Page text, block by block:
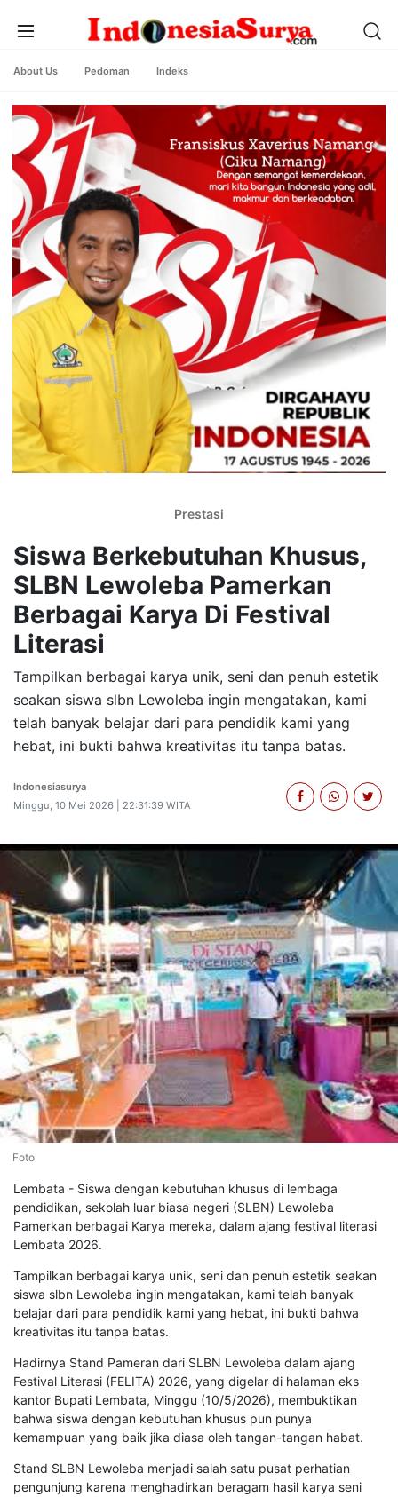
About Us Pedoman Indeks
Prestasi
Siswa Berkebutuhan Khusus,
SLBN Lewoleba Pamerkan
Berbagai Karya Di Festival
Literasi
Tampilkan berbagai karya unik, seni dan penuh estetik
seakan siswa slbn Lewoleba ingin mengatakan, kami
telah banyak belajar dari para pendidik kami yang
hebat, ini bukti bahwa kreativitas itu tanpa batas.
Indonesiasurya
Minggu, 10 Mei 2026 | 22:31:39 WITA
Foto
Lembata - Siswa dengan kebutuhan khusus di lembaga
pendidikan, sekolah luar biasa negeri (SLBN) Lewoleba
Pamerkan berbagai Karya mereka, dalam ajang festival literasi
Lembata 2026.
Tampilkan berbagai karya unik, seni dan penuh estetik seakan
siswa slbn Lewoleba ingin mengatakan, kami telah banyak
belajar dari para pendidik kami yang hebat, ini bukti bahwa
kreativitas itu tanpa batas.
Hadirnya Stand Pameran dari SLBN Lewoleba dalam ajang
Festival Literasi (FELITA) 2026, yang digelar di halaman eks
kantor Bupati Lembata, Minggu (10/5/2026), membuktikan
bahwa siswa dengan kebutuhan khusus pun punya
kemampuan yang baik jika diasa oleh tangan-tangan habat.
Stand SLBN Lewoleba menjadi salah satu pusat perhatian
pengunjung karena menghadirkan beragam hasil karya seni